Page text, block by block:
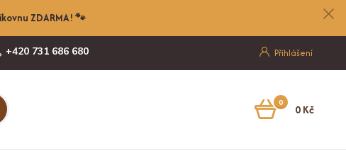
ZDARMA! 🐾
Přihlášení
+420 731 686 680
0 0 Kč